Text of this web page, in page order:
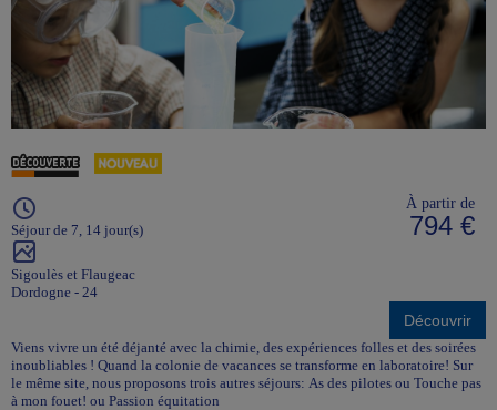
Séjour de 7, 14 jour(s)
Sigoulès et Flaugeac
Dordogne - 24
À partir de
794 €
Découvrir
Viens vivre un été déjanté avec la chimie, des expériences folles et des soirées
inoubliables ! Quand la colonie de vacances se transforme en laboratoire! Sur
le même site, nous proposons trois autres séjours: As des pilotes ou Touche pas
à mon fouet! ou Passion équitation